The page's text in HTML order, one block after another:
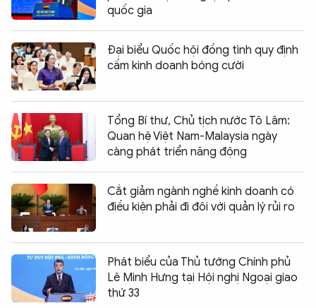
quốc gia
Đại biểu Quốc hội đồng tình quy định
cấm kinh doanh bóng cười
Tổng Bí thư, Chủ tịch nước Tô Lâm:
Quan hệ Việt Nam-Malaysia ngày
càng phát triển năng động
Cắt giảm ngành nghề kinh doanh có
điều kiện phải đi đôi với quản lý rủi ro
Phát biểu của Thủ tướng Chính phủ
Lê Minh Hưng tại Hội nghị Ngoại giao
thứ 33